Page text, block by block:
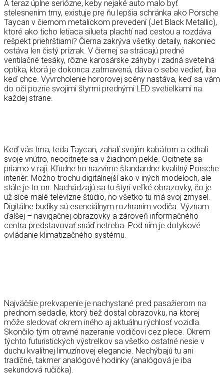
A teraz úplne seriózne, keby nejaké auto malo byť
stelesnením tmy, existuje pre ňu lepšia schránka ako Porsche
Taycan v čiernom metalickom prevedení (Jet Black Metallic),
ktoré ako ticho letiaca silueta plachtí nad cestou a rozdáva
rešpekt priehrštiami? Čierna zakrýva všetky detaily, nakoniec
ostáva len čistý prízrak. V čiernej sa strácajú predné
ventilačné tesáky, rôzne karosárske záhyby i zadná svetelná
optika, ktorá je dokonca zatmavená, dáva o sebe vedieť, iba
keď chce. Vyvrcholenie hororovej scény nastáva, keď sa vám
do očí pozrie svojimi štyrmi prednými LED svetielkami na
každej strane.
Keď vás tma, teda Taycan, zahalí svojím kabátom a odhalí
svoje vnútro, neocitnete sa v žiadnom pekle. Ocitnete sa
priamo v raji. Kľudne ho nazvime štandardne kvalitný Porsche
interiér. Možno trochu digitálnejší ako v iných modeloch, ale
stále je to on. Nachádzajú sa tu štyri veľké obrazovky, čo je
už síce malé televízne štúdio, no všetko tu má svoj zmysel.
Digitálne budíky sú esenciálnym rozhraním vodiča. Význam
ďalšej – navigačnej obrazovky a zároveň informačného
centra predstavovať snáď netreba. Pod ním je dotykové
ovládanie klimatizačného systému.
Najväčšie prekvapenie je nachystané pred pasažierom na
prednom sedadle, ktorý tiež dostal obrazovku, na ktorej
môže sledovať okrem iného aj aktuálnu rýchlosť vozidla.
Skončilo tým otravné nazeranie vodičovi cez plece. Okrem
týchto futuristických výstrelkov sa všetko ostatné nesie v
duchu kvalitnej limuzínovej elegancie. Nechýbajú tu ani
tradičné, takmer analógové hodinky (analógová je iba
sekundová ručička).